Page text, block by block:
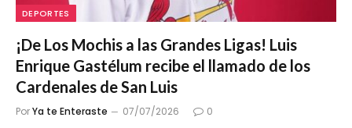
DEPORTES
¡De Los Mochis a las Grandes Ligas! Luis
Enrique Gastélum recibe el llamado de los
Cardenales de San Luis
PorYa te Enteraste 07/07/2026 0